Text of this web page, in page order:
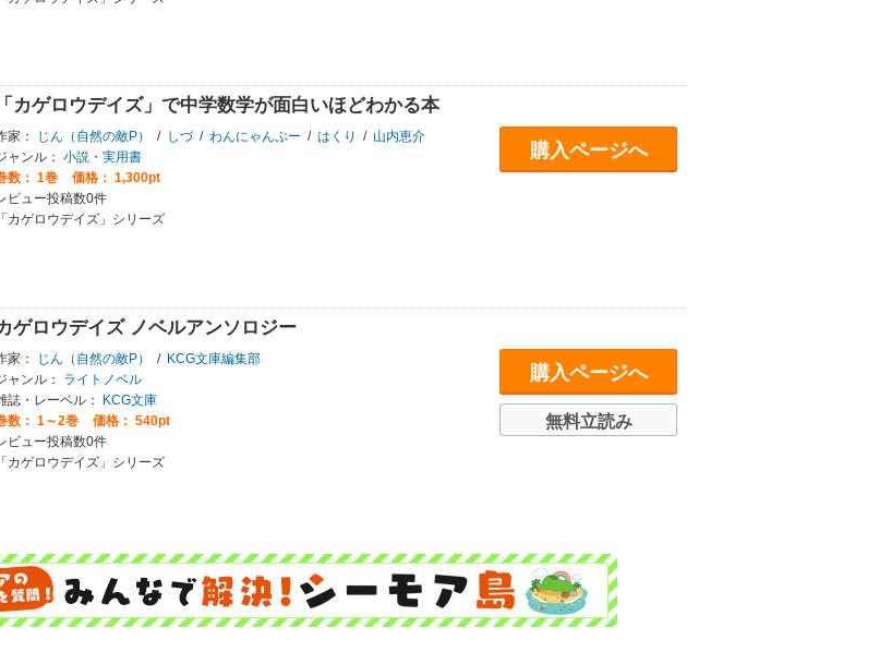
「カゲロウデイズ」で中学数学が面白いほどわかる本
家： じん（自然の敵P） / しづ / わんにゃんぷー / はくり / 山内恵介
ャンル： 小説・実用書
数： 1巻
価格： 1,300pt
ビュー投稿数0件
「カゲロウデイズ」シリーズ
購入ページへ
ゲロウデイズ ノベルアンソロジー
家： じん（自然の敵P） /
KCG文庫編集部
ャンル：
ライトノベル
誌・レーベル：
KCG文庫
数： 1～2巻
価格： 540pt
ビュー投稿数0件
「カゲロウデイズ」シリーズ
購入ページへ
無料立読み